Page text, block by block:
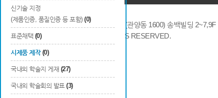
신기술 지정
(제품인증, 품질인증 등 포함) (0)
표준채택 (0)
시제품 제작 (0)
국내외 학술지 게재 (27)
국내외 학술회의 발표 (3)
14066 경기도 안양시 동안구 시민대로 286 (관양동 1600) 송백빌딩
COPYRIGHTS © 2014 KAIA, ALL RIGHTS RESERVED.